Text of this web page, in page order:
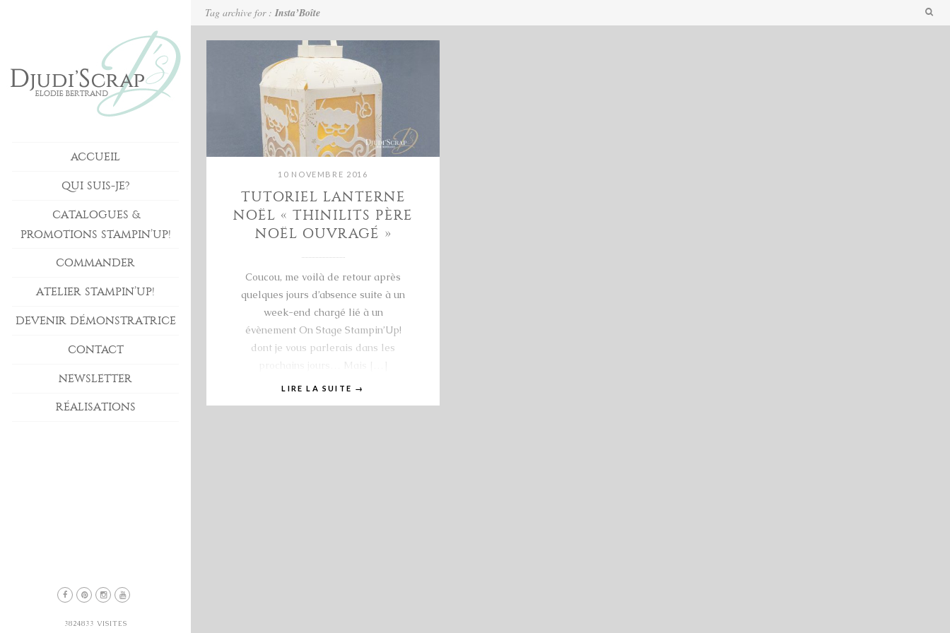
ACCUEIL
QUI SUIS-JE?
CATALOGUES &
PROMOTIONS STAMPIN’UP!
COMMANDER
ATELIER STAMPIN’UP!
DEVENIR DÉMONSTRATRICE
CONTACT
NEWSLETTER
RÉALISATIONS
3824833 VISITES
Tag archive for : Insta’Boîte
10 NOVEMBRE 2016
TUTORIEL LANTERNE
NOËL « THINILITS PÈRE
NOËL OUVRAGÉ »
Coucou, me voilà de retour après
quelques jours d’absence suite à un
week-end chargé lié à un
évènement On Stage Stampin’Up!
dont je vous parlerais dans les
LIRE LA SUITE →